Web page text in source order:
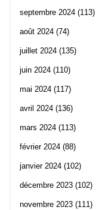
septembre 2024 (113)
août 2024 (74)
juillet 2024 (135)
juin 2024 (110)
mai 2024 (117)
avril 2024 (136)
mars 2024 (113)
février 2024 (88)
janvier 2024 (102)
décembre 2023 (102)
novembre 2023 (111)